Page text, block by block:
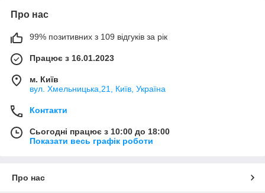
Про нас
99% позитивних з 109 відгуків за рік
Працює з 16.01.2023
м. Київ
вул. Хмельницька,21, Київ, Україна
Контакти
Сьогодні працює з 10:00 до 18:00
Показати весь графік роботи
Про нас